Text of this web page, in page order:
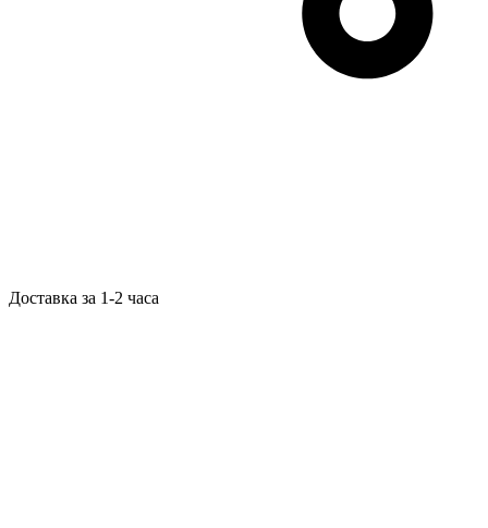
Доставка за 1-2 часа